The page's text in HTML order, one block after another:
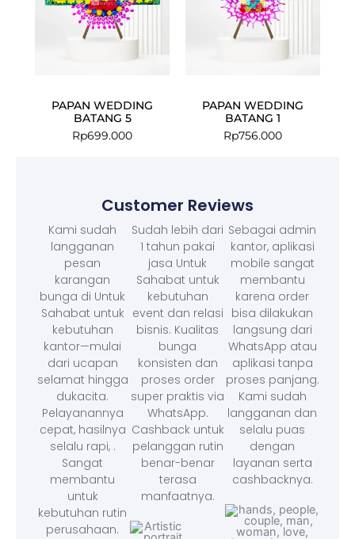
PAPAN WEDDING
BATANG 5
Rp699.000
PAPAN WEDDING
BATANG 1
Rp756.000
Customer Reviews
Kami sudah
langganan
pesan
karangan
bunga di Untuk
Sahabat untuk
kebutuhan
kantor—mulai
dari ucapan
selamat hingga
dukacita.
Pelayanannya
cepat, hasilnya
selalu rapi, .
Sangat
membantu
untuk
kebutuhan rutin
perusahaan.
Sudah lebih dari
1 tahun pakai
jasa Untuk
Sahabat untuk
kebutuhan
event dan relasi
bisnis. Kualitas
bunga
konsisten dan
proses order
super praktis via
WhatsApp.
Cashback untuk
pelanggan rutin
benar-benar
terasa
manfaatnya.
Sebagai admin
kantor, aplikasi
mobile sangat
membantu
karena order
bisa dilakukan
langsung dari
WhatsApp atau
aplikasi tanpa
proses panjang.
Kami sudah
langganan dan
selalu puas
dengan
layanan serta
cashbacknya.